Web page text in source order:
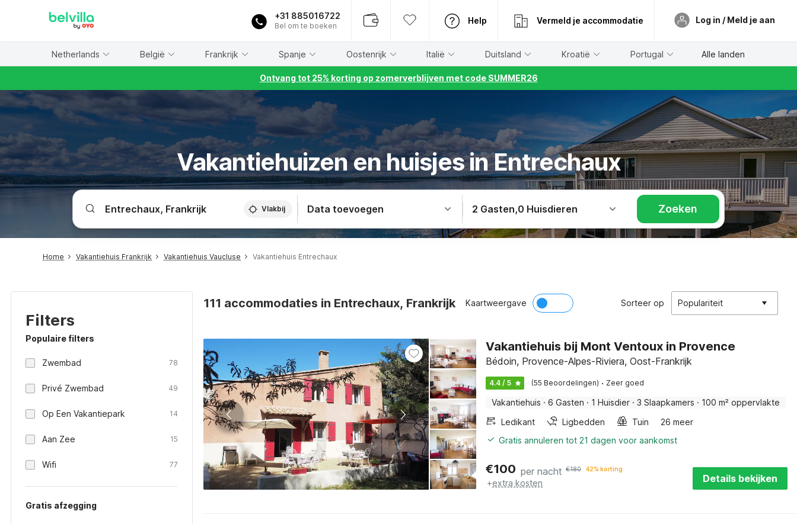
+31 885016722
Bel om te boeken
Help Vermeld je accommodatie Log in / Meld je aan
Netherlands België Frankrijk Spanje Oostenrijk Italië Duitsland Kroatië Portugal Alle landen
Ontvang tot 25% korting op zomerverblijven met code SUMMER26
Vakantiehuizen en huisjes in Entrechaux
Vlakbij Data toevoegen 2 Gasten,0 Huisdieren Zoeken
Home Vakantiehuis Frankrijk Vakantiehuis Vaucluse Vakantiehuis Entrechaux
Filters
Populaire filters
Zwembad 78
Privé Zwembad 49
Op Een Vakantiepark 14
Aan Zee 15
Wifi 77
Gratis afzegging
111 accommodaties in Entrechaux, Frankrijk Kaartweergave Sorteer op Populariteit
Vakantiehuis bij Mont Ventoux in Provence
Bédoin, Provence-Alpes-Riviera, Oost-Frankrijk
4.4 / 5 (55 Beoordelingen) · Zeer goed
Vakantiehuis · 6 Gasten · 1 Huisdier · 3 Slaapkamers · 100 m² oppervlakte
Ledikant
Ligbedden Tuin
26 meer
Gratis annuleren tot 21 dagen voor aankomst
€100 per nacht €180 42% korting
+extra kosten Details bekijken